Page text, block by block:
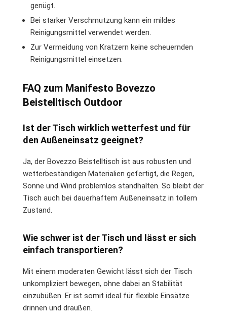
genügt.
Bei starker Verschmutzung kann ein mildes
Reinigungsmittel verwendet werden.
Zur Vermeidung von Kratzern keine scheuernden
Reinigungsmittel einsetzen.
FAQ zum Manifesto Bovezzo
Beistelltisch Outdoor
Ist der Tisch wirklich wetterfest und für
den Außeneinsatz geeignet?
Ja, der Bovezzo Beistelltisch ist aus robusten und
wetterbeständigen Materialien gefertigt, die Regen,
Sonne und Wind problemlos standhalten. So bleibt der
Tisch auch bei dauerhaftem Außeneinsatz in tollem
Zustand.
Wie schwer ist der Tisch und lässt er sich
einfach transportieren?
Mit einem moderaten Gewicht lässt sich der Tisch
unkompliziert bewegen, ohne dabei an Stabilität
einzubüßen. Er ist somit ideal für flexible Einsätze
drinnen und draußen.